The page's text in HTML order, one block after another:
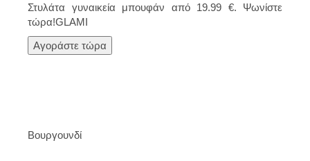
Στυλάτα γυναικεία μπουφάν από 19.99 €. Ψωνίστε
τώρα!GLAMI
Αγοράστε τώρα
Βουργουνδί